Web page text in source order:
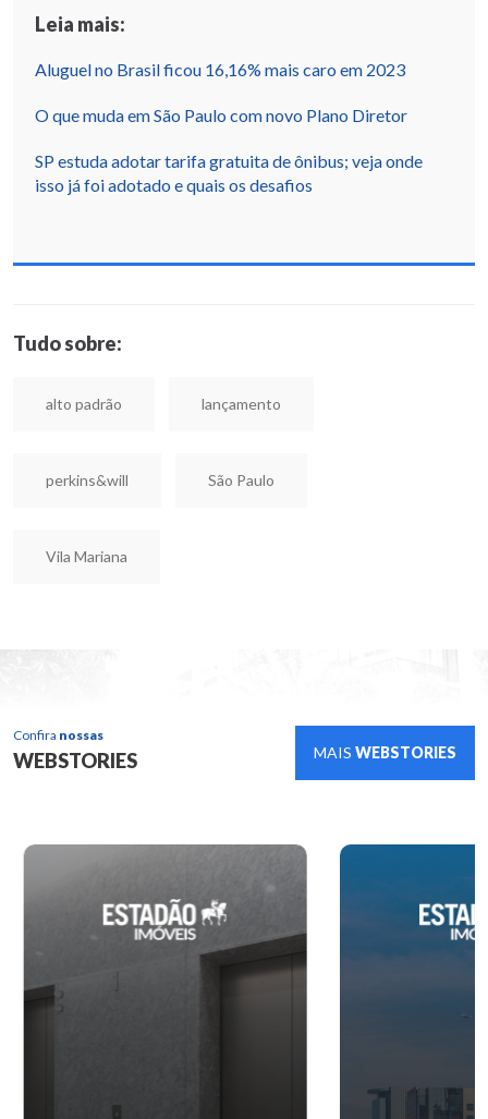
Leia mais:
Aluguel no Brasil ficou 16,16% mais caro em 2023
O que muda em São Paulo com novo Plano Diretor
SP estuda adotar tarifa gratuita de ônibus; veja onde
isso já foi adotado e quais os desafios
Tudo sobre:
alto padrão lançamento
perkins&will São Paulo
Vila Mariana
Confira nossas
WEBSTORIES MAIS WEBSTORIES